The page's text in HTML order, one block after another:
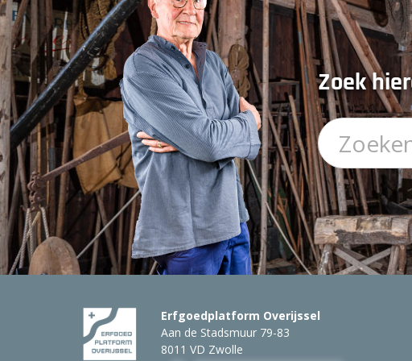
Zoek
Erfgoedplatform Overijssel
Aan de Stadsmuur 79-83
8011 VD Zwolle